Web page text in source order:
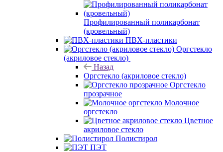
Профилированный поликарбонат
(кровельный)
ПВХ-пластики
Оргстекло
(акриловое стекло)
Назад
Оргстекло (акриловое стекло)
Оргстекло
прозрачное
Молочное
оргстекло
Цветное
акриловое стекло
Полистирол
ПЭТ